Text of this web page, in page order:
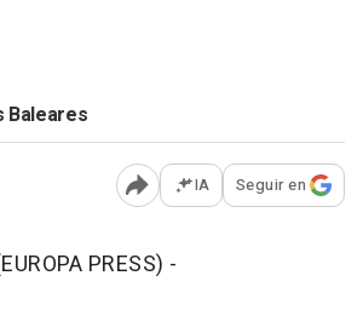
Baleares
Abrir opciones para
IA Seguir en
PRESS) -